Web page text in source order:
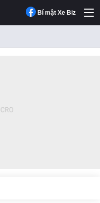
Bí mật Xe Biz